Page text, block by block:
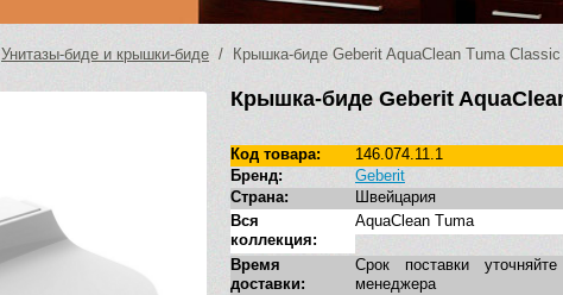
Унитазы-биде и крышки-биде / Крышка-биде Geberit AquaClean Tuma Classic
Крышка-биде Geberit
Код товара:
146.074.11.1
Бренд:
Geberit
Страна:
Швейцария
Вся
коллекция:
AquaClean Tuma
Время
доставки:
Срок поставки
менеджера